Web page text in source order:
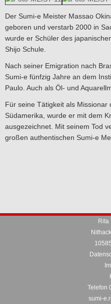
Der Sumi-e Meister Massao
geboren und verstarb 2000 in
wurde er Schüler des
Shijo Schule.
Nach seiner Emigration nach
Sumi-e fünfzig Jahre an dem
Paulo. Auch als Öl- und
Für seine Tätigkeit als Missionar
Südamerika, wurde er mit dem
ausgezeichnet. Mit seinem Tod
großen authentischen Sumi-e
Rita
Telefon
sumi-